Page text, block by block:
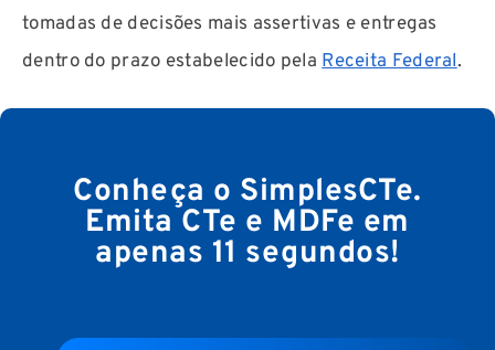
tomadas de decisões mais assertivas e entregas
dentro do prazo estabelecido pelaReceita Federal.
Conheça o SimplesCTe.
Emita CTe e MDFe em
apenas 11 segundos!